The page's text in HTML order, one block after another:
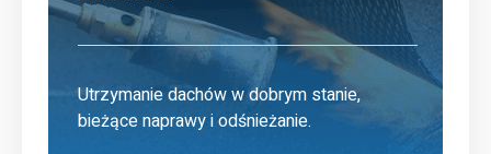
Utrzymanie dachów w dobrym stanie,
bieżące naprawy i odśnieżanie.